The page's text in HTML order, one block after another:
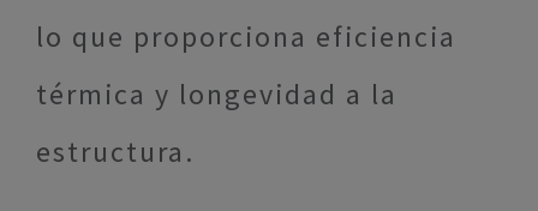
lo que proporciona eficiencia
térmica y longevidad a la
estructura.